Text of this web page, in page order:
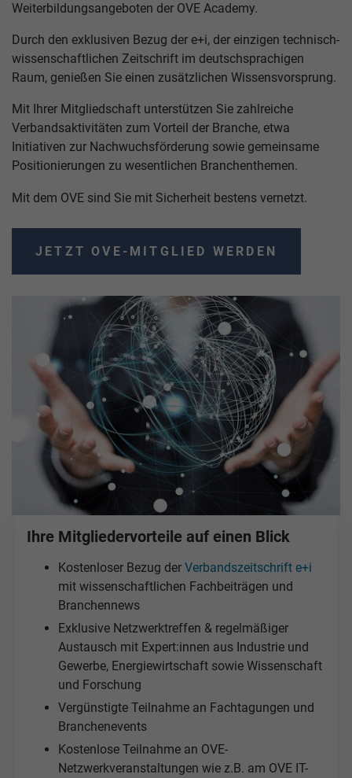
Weiterbildungsangeboten der OVE Academy.
Durch den exklusiven Bezug der e+i, der einzigen technisch-
wissenschaftlichen Zeitschrift im deutschsprachigen
Raum, genießen Sie einen zusätzlichen Wissensvorsprung.
Mit Ihrer Mitgliedschaft unterstützen Sie zahlreiche
Verbandsaktivitäten zum Vorteil der Branche, etwa
Initiativen zur Nachwuchsförderung sowie gemeinsame
Positionierungen zu wesentlichen Branchenthemen.
Mit dem OVE sind Sie mit Sicherheit bestens vernetzt.
JETZT OVE-MITGLIED WERDEN
Ihre Mitgliedervorteile auf einen Blick
Kostenloser Bezug der Verbandszeitschrift e+i
mit wissenschaftlichen Fachbeiträgen und
Branchennews
Exklusive Netzwerktreffen & regelmäßiger
Austausch mit Expert:innen aus Industrie und
Gewerbe, Energiewirtschaft sowie Wissenschaft
und Forschung
Vergünstigte Teilnahme an Fachtagungen und
Branchenevents
Kostenlose Teilnahme an OVE-
Netzwerkveranstaltungen wie z.B. am OVE IT-